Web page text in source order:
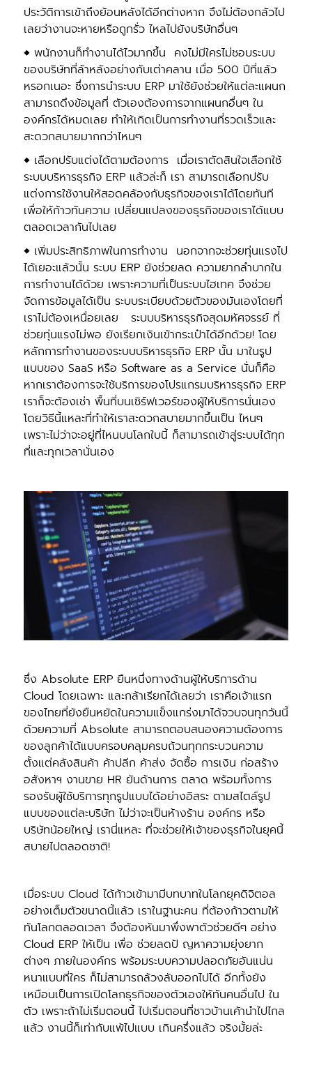
ประวัติการเข้าถึงย้อนหลังได้อีกต่างหาก จึงไม่ต้องกลัวไป
เลยว่างานจะหายหรือถูกรั่ว ไหลไปยังบริษัทอื่นๆ
◆พนักงานก็ทํางานได้ไวมากขึ้น คงไม่มีใครไม่ชอบระบบ
ของบริษัทที่ล้าหลังอย่างกับเต่าคลาน เมื่อ 500 ปีที่แล้ว
หรอกเนอะ ซึ่งการนําระบบ ERP มาใช้ยังช่วยให้แต่ละแผนก
สามารถดึงข้อมูลที่ ตัวเองต้องการจากแผนกอื่นๆ ใน
องค์กรได้หมดเลย ทําให้เกิดเป็นการทํางานที่รวดเร็วและ
สะดวกสบายมากกว่าไหนๆ
◆เลือกปรับแต่งได้ตามต้องการ เมื่อเราตัดสินใจเลือกใช้
ระบบบริหารธุรกิจ ERP แล้วล่ะก็ เรา สามารถเลือกปรับ
แต่งการใช้งานให้สอดคล้องกับธุรกิจของเราได้โดยทันที
เพื่อให้ก้าวทันความ เปลี่ยนแปลงของธุรกิจของเราได้แบบ
ตลอดเวลากันไปเลย
◆เพิ่มประสิทธิภาพในการทํางาน นอกจากจะช่วยทุ่นแรงไป
ได้เยอะแล้วนั้น ระบบ ERP ยังช่วยลด ความยากลําบากใน
การทํางานได้ด้วย เพราะความที่เป็นระบบไฮเทค จึงช่วย
จัดการข้อมูลได้เป็น ระบบระเบียบด้วยตัวของมันเองโดยที่
เราไม่ต้องเหนื่อยเลย ระบบบริหารธุรกิจสุดมหัศจรรย์ ที่
ช่วยทุ่นแรงไม่พอ ยังเรียกเงินเข้ากระเป๋าได้อีกด้วย! โดย
หลักการทํางานของระบบบริหารธุรกิจ ERP นั้น มาในรูป
แบบของ SaaS หรือ Software as a Service นั่นก็คือ
หากเราต้องการจะใช้บริการของโปรแกรมบริหารธุรกิจ ERP
เราก็จะต้องเช่า พื้นที่บนเซิร์ฟเวอร์ของผู้ให้บริการนั่นเอง
โดยวิธีนี้แหละที่ทําให้เราสะดวกสบายมากขึ้นเป็น ไหนๆ
เพราะไม่ว่าจะอยู่ที่ไหนบนโลกใบนี้ ก็สามารถเข้าสู่ระบบได้ทุก
ที่และทุกเวลานั่นเอง
ซึ่ง Absolute ERP ยืนหนึ่งทางด้านผู้ให้บริการด้าน
Cloud โดยเฉพาะ และกล้าเรียกได้เลยว่า เราคือเจ้าแรก
ของไทยที่ยังยืนหยัดในความแข็งแกร่งมาได้จวบจนทุกวันนี้
ด้วยความที่ Absolute สามารถตอบสนองความต้องการ
ของลูกค้าได้แบบครอบคลุมครบถ้วนทุกกระบวนความ
ตั้งแต่คลังสินค้า ค้าปลีก ค้าส่ง จัดซื้อ การเงิน ก่อสร้าง
อสังหาฯ งานขาย HR ยันด้านการ ตลาด พร้อมทั้งการ
รองรับผู้ใช้บริการทุกรูปแบบได้อย่างอิสระ ตามสไตล์รูป
แบบของแต่ละบริษัท ไม่ว่าจะเป็นห้างร้าน องค์กร หรือ
บริษัทน้อยใหญ่ เรานี่แหละ ที่จะช่วยให้เจ้าของธุรกิจในยุคนี้
สบายไปตลอดชาติ!
เมื่อระบบ Cloud ได้ก้าวเข้ามามีบทบาทในโลกยุคดิจิตอล
อย่างเต็มตัวขนาดนี้แล้ว เราในฐานะคน ที่ต้องก้าวตามให้
ทันโลกตลอดเวลา จึงต้องหันมาพึ่งพาตัวช่วยดีๆ อย่าง
Cloud ERP ให้เป็น เพื่อ ช่วยลดปั ญหาความยุ่งยาก
ต่างๆ ภายในองค์กร พร้อมระบบความปลอดภัยอันแน่น
หนาแบบที่ใคร ก็ไม่สามารถล้วงลับออกไปได้ อีกทั้งยัง
เหมือนเป็นการเปิดโลกธุรกิจของตัวเองให้ทันคนอื่นไป ใน
ตัว เพราะถ้าไม่เริ่มตอนนี้ ไปเริ่มตอนที่ชาวบ้านเค้านําไปไกล
แล้ว งานนี้ก็เท่ากับแพ้ไปแบบ เกินครึ่งแล้ว จริงมั้ยล่ะ